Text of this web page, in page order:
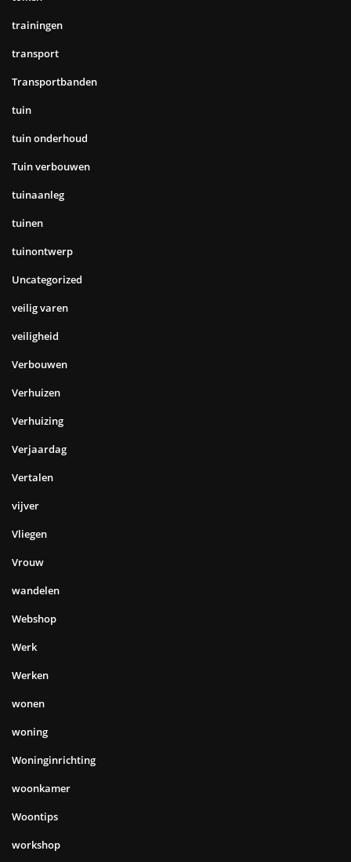
trainingen
transport
Transportbanden
tuin
tuin onderhoud
Tuin verbouwen
tuinaanleg
tuinen
tuinontwerp
Uncategorized
veilig varen
veiligheid
Verbouwen
Verhuizen
Verhuizing
Verjaardag
Vertalen
vijver
Vliegen
Vrouw
wandelen
Webshop
Werk
Werken
wonen
woning
Woninginrichting
woonkamer
Woontips
workshop